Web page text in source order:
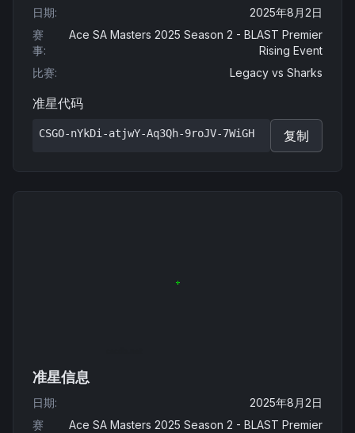
日期:
2025年8月2日
赛
事:
Ace SA Masters 2025 Season 2 - BLAST Premier
Rising Event
比赛: Legacy vs Sharks
准星代码
CSGO-nYkDi-atjwY-Aq3Qh-9roJV-7WiGH 复制
准星信息
日期:
2025年8月2日
赛
Ace SA Masters 2025 Season 2 - BLAST Premier